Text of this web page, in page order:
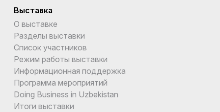
Выставка
О выставке
Разделы выставки
Список участников
Режим работы выставки
Информационная поддержка
Программа мероприятий
Doing Business in Uzbekistan
Итоги выставки